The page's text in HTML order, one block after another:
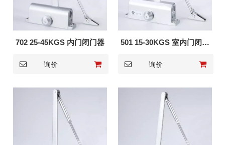
702 25-45KGS 内门闭门器
询价
501 15-30KGS 室内门闭门
询价